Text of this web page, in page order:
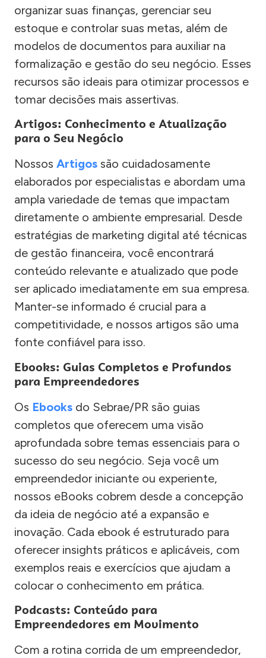
organizar suas finanças, gerenciar seu
estoque e controlar suas metas, além de
modelos de documentos para auxiliar na
formalização e gestão do seu negócio. Esses
recursos são ideais para otimizar processos e
tomar decisões mais assertivas.
Artigos: Conhecimento e Atualização
para o Seu Negócio
Nossos Artigos são cuidadosamente
elaborados por especialistas e abordam uma
ampla variedade de temas que impactam
diretamente o ambiente empresarial. Desde
estratégias de marketing digital até técnicas
de gestão financeira, você encontrará
conteúdo relevante e atualizado que pode
ser aplicado imediatamente em sua empresa.
Manter-se informado é crucial para a
competitividade, e nossos artigos são uma
fonte confiável para isso.
Ebooks: Guias Completos e Profundos
para Empreendedores
Os Ebooks do Sebrae/PR são guias
completos que oferecem uma visão
aprofundada sobre temas essenciais para o
sucesso do seu negócio. Seja você um
empreendedor iniciante ou experiente,
nossos eBooks cobrem desde a concepção
da ideia de negócio até a expansão e
inovação. Cada ebook é estruturado para
oferecer insights práticos e aplicáveis, com
exemplos reais e exercícios que ajudam a
colocar o conhecimento em prática.
Podcasts: Conteúdo para
Empreendedores em Movimento
Com a rotina corrida de um empreendedor,